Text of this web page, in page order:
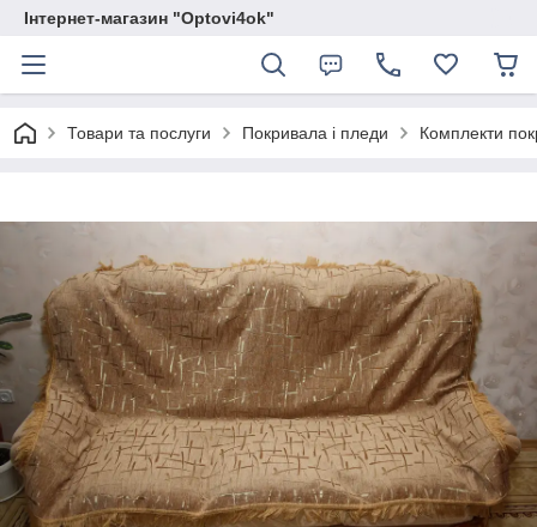
Інтернет-магазин "Optovi4ok"
Товари та послуги Покривала і пледи Комплекти